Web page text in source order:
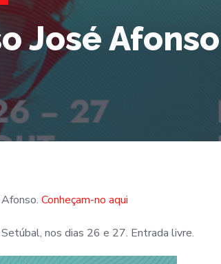
José Afonso
Conheçam-no aqui
nos dias 26 e 27. Entrada livre.